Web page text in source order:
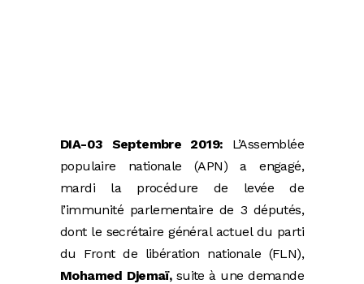
DIA-03 Septembre 2019: L’Assemblée
populaire nationale (APN) a engagé,
mardi la procédure de levée de
l’immunité parlementaire de 3 députés,
dont le secrétaire général actuel du parti
du Front de libération nationale (FLN),
Mohamed Djemaï,suite à une demande